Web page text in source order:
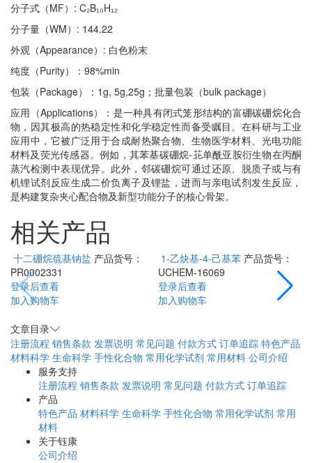
分子式（MF）: C₂B₁₀H₁₂
分子量（WM）: 144.22
外观（Appearance）: 白色粉末
纯度（Purity）：98%min
包装（Package）：1g, 5g,25g；批量包装（bulk package）
应用（Applications）：是一种具有闭式笼形结构的富硼碳硼烷化合
物，因其极高的热稳定性和化学稳定性而备受瞩目。在科研与工业
应用中，它被广泛用于合成耐热聚合物、生物医学材料、光电功能
材料及荧光传感器。例如，其苯基碳硼烷-苝单酰亚胺衍生物在丙酮
蒸汽检测中表现优异。此外，邻碳硼烷可通过还原、脱质子或与有
机锂试剂反应生成二价负离子及锂盐，进而与亲电试剂发生反应，
是构建复杂夹心配合物及新型功能分子的核心骨架。
相关产品
十二硼烷巯基钠盐 产品货号：
PR0002331
登录后查看
加入购物车
1-乙炔基-4-己基苯 产品货号：
UCHEM-16069
登录后查看
加入购物车
文章目录
注册流程 销售条款 发票说明 常见问题 付款方式 订单追踪 特色产品
材料科学 生命科学 手性化合物 常用化学试剂 常用材料 公司介绍
服务支持
注册流程 销售条款 发票说明 常见问题 付款方式 订单追踪
产品
特色产品 材料科学 生命科学 手性化合物 常用化学试剂 常用
材料
关于钰康
公司介绍